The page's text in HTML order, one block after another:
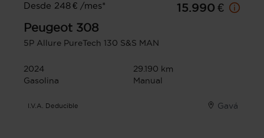
Desde 248 € /mes*
15.990 €
Peugeot 308
5P Allure PureTech 130 S&S MAN
2024
29.190 km
Gasolina
Manual
I.V.A. Deducible Gavá